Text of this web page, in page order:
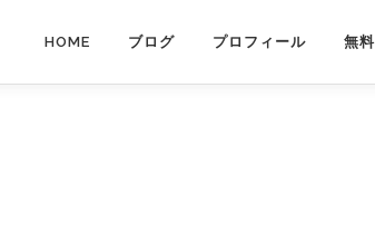
HOME ブログ プロフィール 無